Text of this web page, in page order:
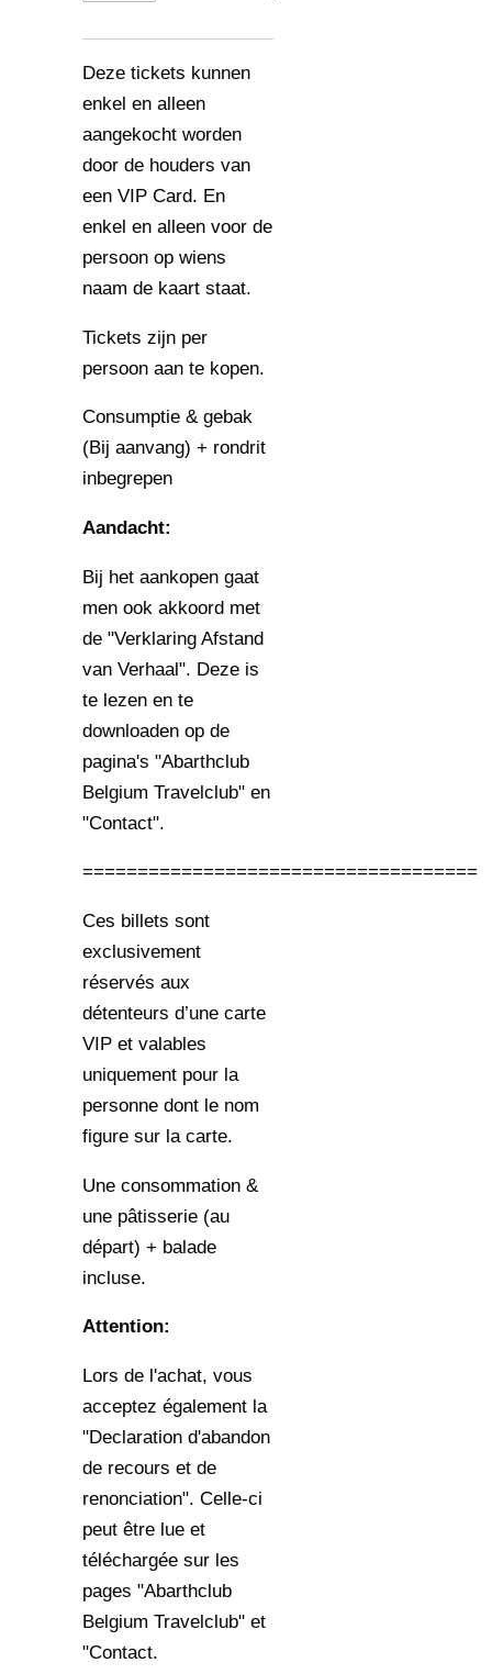
Deze tickets kunnen
enkel en alleen
aangekocht worden
door de houders van
een VIP Card. En
enkel en alleen voor de
persoon op wiens
naam de kaart staat.
Tickets zijn per
persoon aan te kopen.
Consumptie & gebak
(Bij aanvang) + rondrit
inbegrepen
Aandacht:
Bij het aankopen gaat
men ook akkoord met
de "Verklaring Afstand
van Verhaal". Deze is
te lezen en te
downloaden op de
pagina's "Abarthclub
Belgium Travelclub" en
"Contact".
====================================
Ces billets sont
exclusivement
réservés aux
détenteurs d’une carte
VIP et valables
uniquement pour la
personne dont le nom
figure sur la carte.
Une consommation &
une pâtisserie (au
départ) + balade
incluse.
Attention:
Lors de l'achat, vous
acceptez également la
"Declaration d'abandon
de recours et de
renonciation". Celle-ci
peut être lue et
téléchargée sur les
pages "Abarthclub
Belgium Travelclub" et
"Contact.